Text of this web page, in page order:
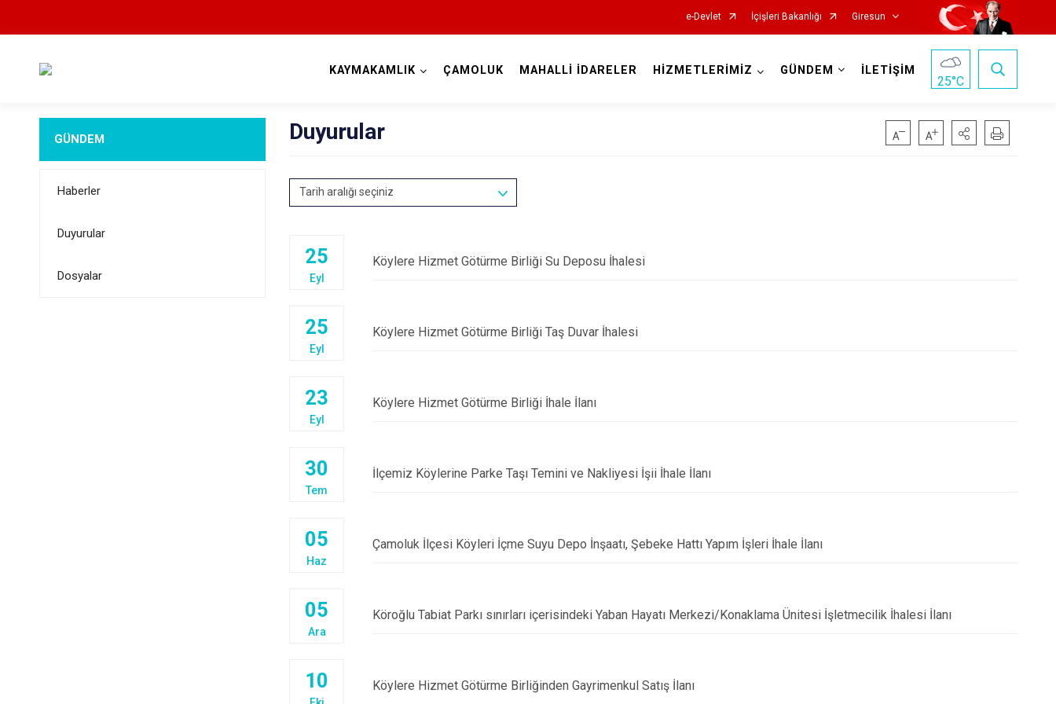
e-Devlet İçişleri Bakanlığı Giresun
Bulancak
Dereli
KAYMAKAMLIK ÇAMOLUK MAHALLİ İDARELER HİZMETLERİMİZ GÜNDEM İLETİŞİM
25°C
GÜNDEM
Haberler
Duyurular
Dosyalar
Duyurular
Tarih aralığı seçiniz
25
Eyl
Köylere Hizmet Götürme Birliği Su Deposu İhalesi
25
Eyl
Köylere Hizmet Götürme Birliği Taş Duvar İhalesi
23
Eyl
Köylere Hizmet Götürme Birliği İhale İlanı
30
Tem
İlçemiz Köylerine Parke Taşı Temini ve Nakliyesi İşii İhale İlanı
05
Haz
Çamoluk İlçesi Köyleri İçme Suyu Depo İnşaatı, Şebeke Hattı Yapım İşleri İhale İlanı
05
Ara
Köroğlu Tabiat Parkı sınırları içerisindeki Yaban Hayatı Merkezi/Konaklama Ünitesi İşletmecilik İhalesi İlanı
10 Köylere Hizmet Götürme Birliğinden Gayrimenkul Satış İlanı